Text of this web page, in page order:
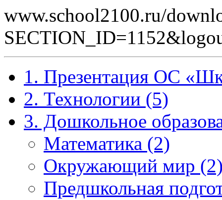
www.school2100.ru/
1. Презентация ОС
2. Технологии (5)
3. Дошкольное
Математика (2)
Окружающий мир
Предшкольная